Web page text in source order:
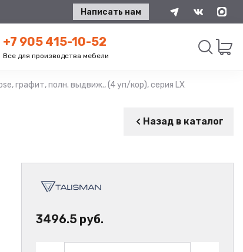
Написать нам
+7 905 415-10-52
Все для производства мебели
Искать
графит, полн. выдвиж., (4 уп/кор), серия LX, TALISMAN
Назад в каталог
3496.5 руб.